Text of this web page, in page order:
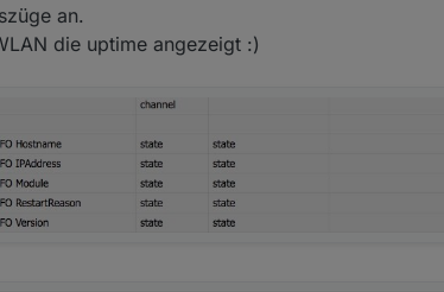
an.
die uptime angezeigt :)